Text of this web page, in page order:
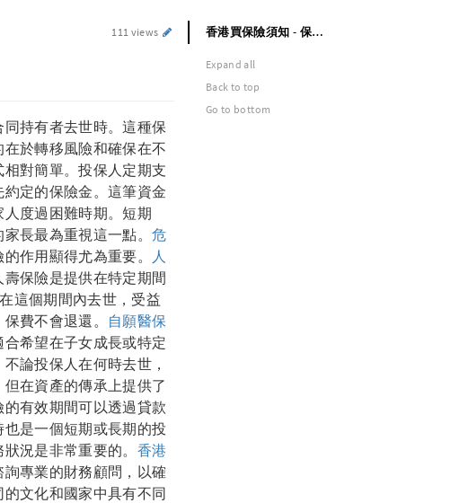
111 views
持有者去世時。這種保
於轉移風險和確保在不
對簡單。投保人定期支
定的保險金。這筆資金
度過困難時期。短期
長最為重視這一點。危
作用顯得尤為重要。
人
保險是提供在特定期間
這個期間內去世，受益
費不會退還。 自願醫保
希望在子女成長或特定
論投保人在何時去世，
在資產的傳承上提供了
有效期間可以透過貸款
是一個短期或長期的投
況是非常重要的。 香港
專業的財務顧問，以確
文化和國家中具有不同
香港買保險須知 - 保險種類及用處
Expand all
Back to top
Go to bottom